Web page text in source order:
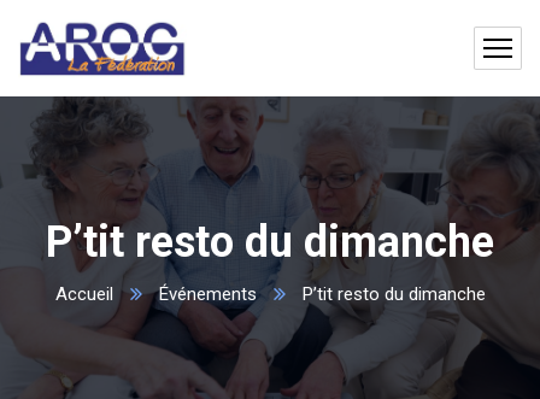
P’tit resto du dimanche
Accueil Événements P’tit resto du dimanche